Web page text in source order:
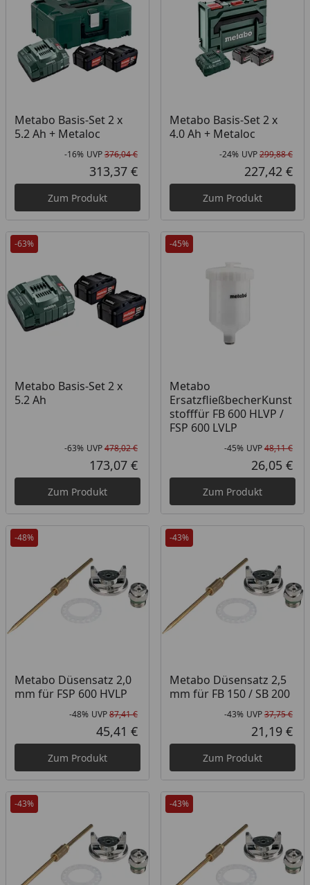
Metabo Basis-Set 2 x
5.2 Ah + Metaloc
Rabatt in Prozent
-16%
Ursprünglicher Preis
UVP376,04 €
Aktueller Preis
313,37 €
Zum Produkt
Metabo Basis-Set 2 x
4.0 Ah + Metaloc
-24% UVP299,88 €
227,42 €
Zum Produkt
-63%
Metabo Basis-Set 2 x
5.2 Ah
Rabatt in Prozent
-63%
Ursprünglicher Preis
UVP478,02 €
Aktueller Preis
173,07 €
Zum Produkt
-45%
Metabo
ErsatzfließbecherKunst
stofffür FB 600 HLVP /
FSP 600 LVLP
-45% UVP48,11 €
26,05 €
Zum Produkt
-48%
Metabo Düsensatz 2,0
mm für FSP 600 HVLP
Rabatt in Prozent
-48%
Ursprünglicher Preis
UVP87,41 €
Aktueller Preis
45,41 €
Zum Produkt
-43%
Metabo Düsensatz 2,5
mm für FB 150 / SB 200
-43% UVP37,75 €
21,19 €
Zum Produkt
-43% -43%